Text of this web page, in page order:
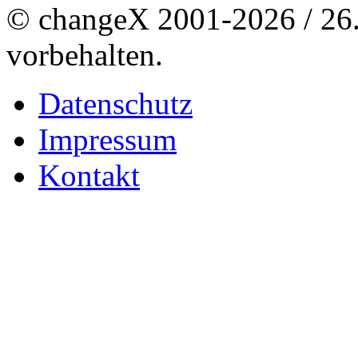
© changeX 2001-2026 /
vorbehalten.
Datenschutz
Impressum
Kontakt